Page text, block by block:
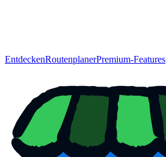
EntdeckenRoutenplanerPremium-Features